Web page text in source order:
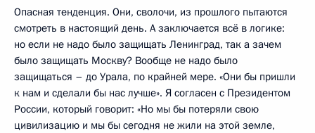
Опасная тенденция. Они, сволочи, из прошлого пытаются
смотреть в настоящий день. А заключается всё в логике:
но если не надо было защищать Ленинград, так а зачем
было защищать Москву? Вообще не надо было
защищаться – до Урала, по крайней мере. «Они бы пришли
к нам и сделали бы нас лучше». Я согласен с Президентом
России, который говорит: «Но мы бы потеряли свою
цивилизацию и мы бы сегодня не жили на этой земле,